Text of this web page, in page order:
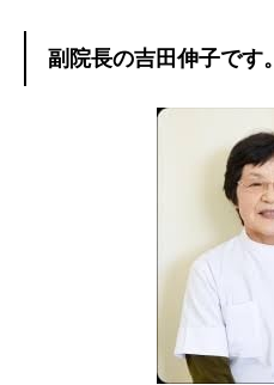
副院長の吉田伸子です。